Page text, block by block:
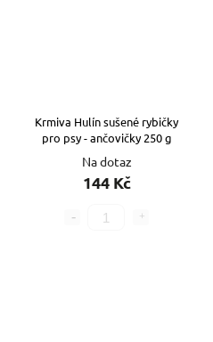
Krmiva Hulín sušené rybičky
pro psy - ančovičky 250 g
Na dotaz
144 Kč